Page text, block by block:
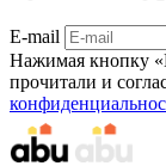
E-mail
Нажимая кнопку
прочитали и